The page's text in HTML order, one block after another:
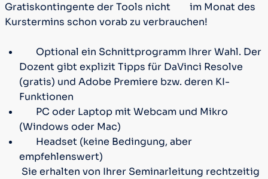
Gratiskontingente der Tools nicht
im Monat des
Kurstermins schon vorab zu verbrauchen!
Optional ein Schnittprogramm Ihrer Wahl. Der
Dozent gibt explizit Tipps für DaVinci Resolve
(gratis) und Adobe Premiere bzw. deren KI-
Funktionen
PC oder Laptop mit Webcam und Mikro
(Windows oder Mac)
Headset (keine Bedingung, aber
empfehlenswert)
Sie erhalten von Ihrer Seminarleitung rechtzeitig